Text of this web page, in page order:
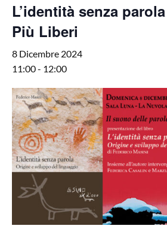
L’identità senza
Più Liberi
8 Dicembre 2024
11:00- 12:00